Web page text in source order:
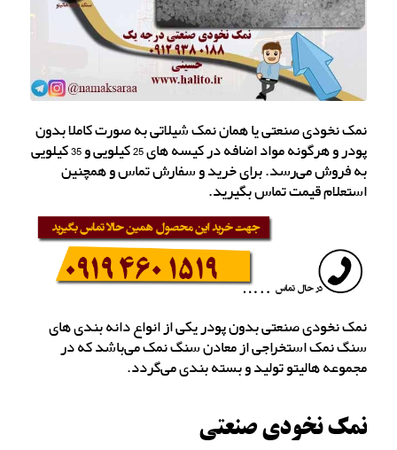
نمک نخودی صنعتی یا همان نمک شیلاتی به صورت کاملا بدون
پودر و هرگونه مواد اضافه در کیسه های 25 کیلویی و 35 کیلویی
به فروش می‌رسد. برای خرید و سفارش تماس و همچنین
استعلام قیمت تماس بگیرید.
نمک نخودی صنعتی بدون پودر یکی از انواع دانه بندی های
سنگ نمک استخراجی از معادن سنگ نمک می‌باشد که در
مجموعه هالیتو تولید و بسته بندی می‌گردد.
نمک نخودی صنعتی